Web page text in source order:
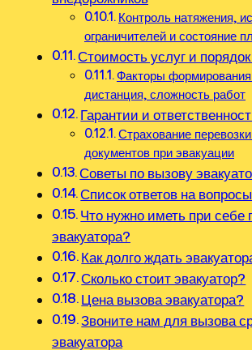
Контроль натяжения‚
ограничителей и состояние
Стоимость услуг и
Факторы
дистанция‚ сложность работ
Гарантии и
Страхование
документов при эвакуации
Советы по вызову
Список ответов на вопросы
Что нужно иметь при себе
эвакуатора?
Как долго ждать
Сколько стоит эвакуатор?
Цена вызова эвакуатора?
Звоните нам для вызова
эвакуатора